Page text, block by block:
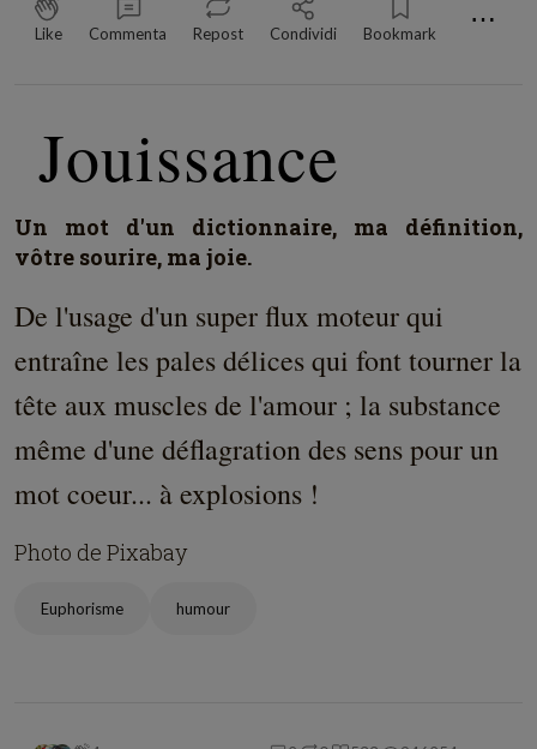
Like Commenta Repost Condividi Bookmark ⋯
Jouissance
Un mot d'un dictionnaire, ma définition,
vôtre sourire, ma joie.
De l'usage d'un super flux moteur qui
entraîne les pales délices qui font tourner la
tête aux muscles de l'amour ; la substance
même d'une déflagration des sens pour un
mot coeur... à explosions !
Photo de Pixabay
Euphorisme humour